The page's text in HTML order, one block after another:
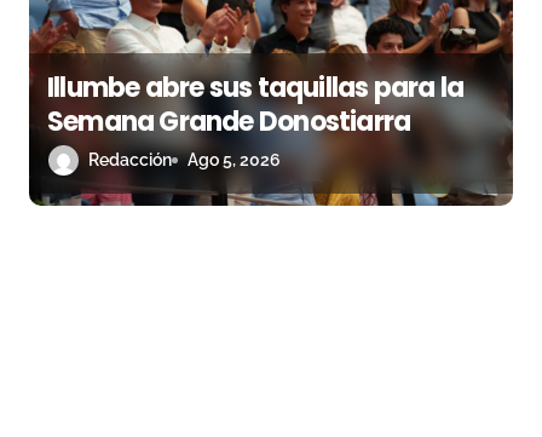
Illumbe abre sus taquillas para la
Semana Grande Donostiarra
Redacción Ago 5, 2026